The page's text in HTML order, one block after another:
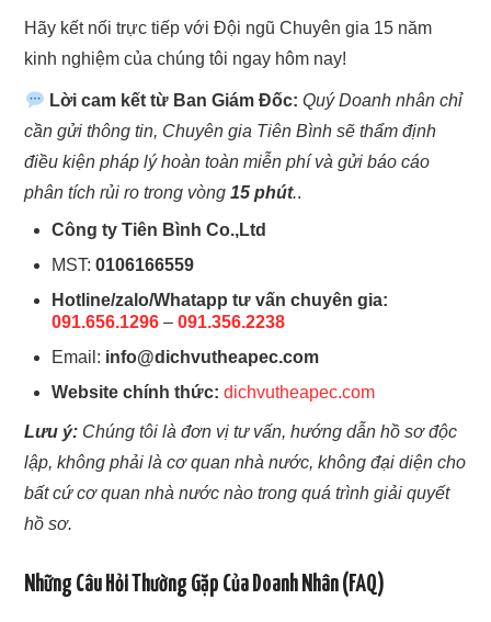
Hãy kết nối trực tiếp với Đội ngũ Chuyên gia 15 năm
kinh nghiệm của chúng tôi ngay hôm nay!
Lời cam kết từ Ban Giám Đốc: Quý Doanh nhân chỉ
cần gửi thông tin, Chuyên gia Tiên Bình sẽ thẩm định
điều kiện pháp lý hoàn toàn miễn phí và gửi báo cáo
phân tích rủi ro trong vòng15 phút..
Công ty Tiên Bình Co.,Ltd
MST:0106166559
Hotline/zalo/Whatapp tư vấn chuyên gia:
091.656.1296 –091.356.2238
Email: info@dichvutheapec.com
Website chính thức: dichvutheapec.com
Lưu ý: Chúng tôi là đơn vị tư vấn, hướng dẫn hồ sơ độc
lập, không phải là cơ quan nhà nước, không đại diện cho
bất cứ cơ quan nhà nước nào trong quá trình giải quyết
hồ sơ.
Những Câu Hỏi Thường Gặp Của Doanh Nhân (FAQ)